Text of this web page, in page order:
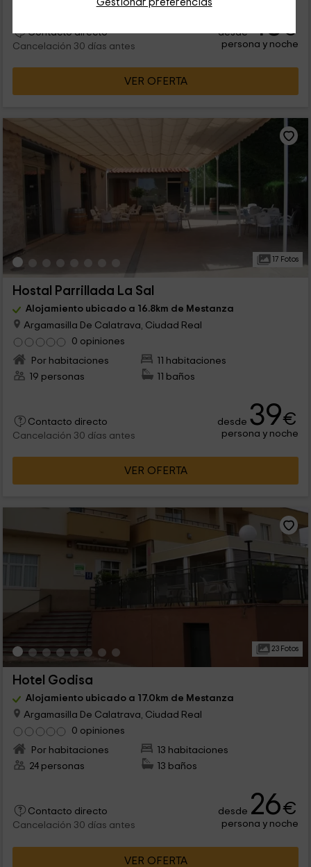
Contacto directo
Cancelación 30 días antes
desde45€
persona y noche
VER OFERTA
17 Fotos
Hostal Parrillada La Sal
Alojamiento ubicado a 16.8km de Mestanza
Argamasilla De Calatrava, Ciudad Real
0 opiniones
Por habitaciones
11 habitaciones
19 personas
11 baños
Contacto directo
Cancelación 30 días antes
desde 39€
persona y noche
VER OFERTA
23 Fotos
Hotel Godisa
Alojamiento ubicado a 17.0km de Mestanza
Argamasilla De Calatrava, Ciudad Real
0 opiniones
Por habitaciones
13 habitaciones
24 personas
13 baños
Contacto directo
Cancelación 30 días antes
desde 26€
persona y noche
VER OFERTA